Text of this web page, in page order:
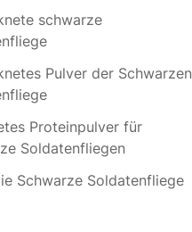
schwarze
Pulver der Schwarzen
Proteinpulver für
Soldatenfliegen
Schwarze Soldatenfliege